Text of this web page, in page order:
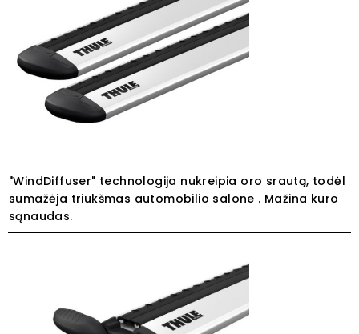
"WindDiffuser" technologija nukreipia oro srautą, todėl
sumažėja triukšmas automobilio salone . Mažina kuro
sąnaudas.